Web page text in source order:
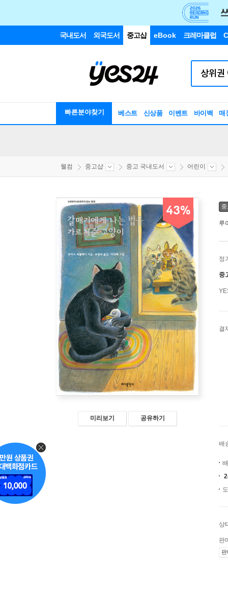
국내도서 외국도서 중고샵 eBook 크레마클럽
빠른분야찾기 베스트 신상품 이벤트 바이백 매
웰컴 중고샵 중고 국내도서 어린이
43%
미리보기 공유하기
루
정
중
결
배
상
판
판